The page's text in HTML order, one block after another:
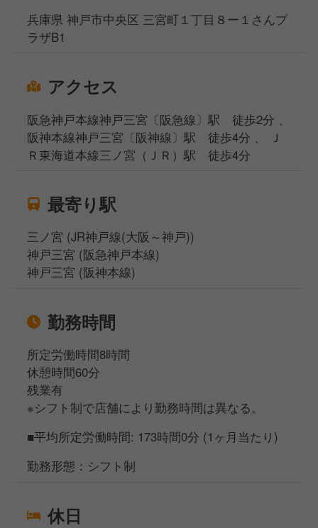
兵庫県 神戸市中央区 三宮町１丁目８ー１さんプ
ラザB1
アクセス
阪急神戸本線神戸三宮〔阪急線〕駅 徒歩2分 、
阪神本線神戸三宮〔阪神線〕駅 徒歩4分 、 Ｊ
Ｒ東海道本線三ノ宮（ＪＲ）駅 徒歩4分
最寄り駅
三ノ宮 (JR神戸線(大阪～神戸))
神戸三宮 (阪急神戸本線)
神戸三宮 (阪神本線)
勤務時間
所定労働時間8時間
休憩時間60分
残業有
※シフト制で店舗により勤務時間は異なる。
■平均所定労働時間: 173時間0分 (1ヶ月当たり)
勤務形態：シフト制
休日